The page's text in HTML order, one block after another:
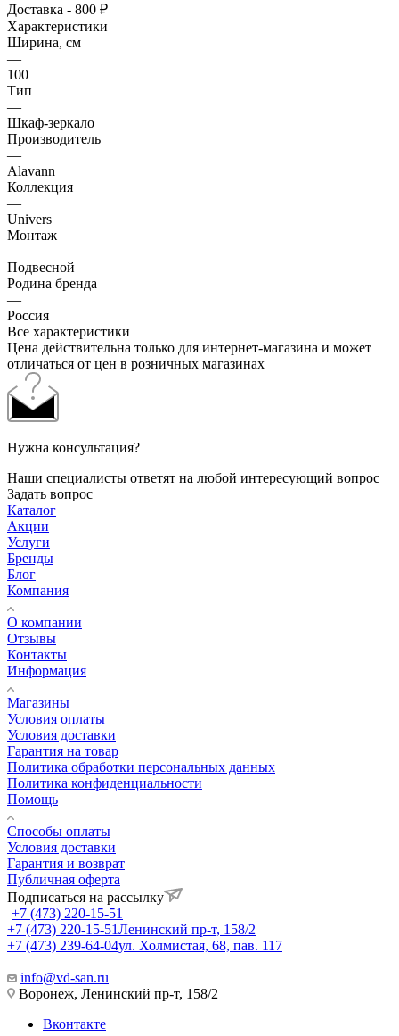
Доставка - 800 ₽
Характеристики
Ширина, см
—
100
Тип
—
Шкаф-зеркало
Производитель
—
Alavann
Коллекция
—
Univers
Монтаж
—
Подвесной
Родина бренда
—
Россия
Все характеристики
Цена действительна только для интернет-магазина и может
отличаться от цен в розничных магазинах
Нужна консультация?
Наши специалисты ответят на любой интересующий вопрос
Задать вопрос
Каталог
Акции
Услуги
Бренды
Блог
Компания
О компании
Отзывы
Контакты
Информация
Магазины
Условия оплаты
Условия доставки
Гарантия на товар
Политика обработки персональных данных
Политика конфиденциальности
Помощь
Способы оплаты
Условия доставки
Гарантия и возврат
Публичная оферта
Подписаться на рассылку
+7 (473) 220-15-51
+7 (473) 220-15-51Ленинский пр-т, 158/2
+7 (473) 239-64-04ул. Холмистая, 68, пав. 117
info@vd-san.ru
Воронеж, Ленинский пр-т, 158/2
Вконтакте